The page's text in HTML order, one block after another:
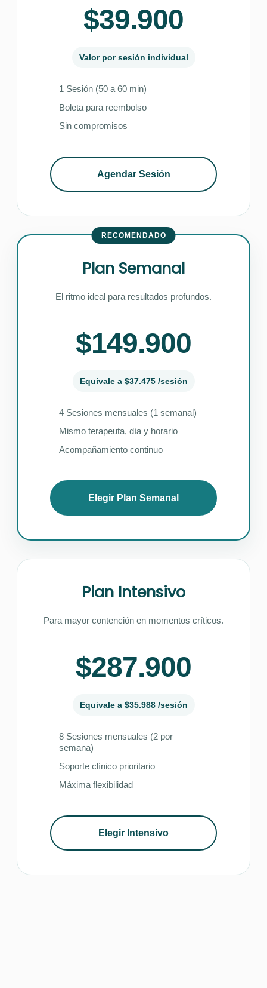
$39.900
Valor por sesión individual
1 Sesión (50 a 60 min)
Boleta para reembolso
Sin compromisos
Agendar Sesión
RECOMENDADO
Plan Semanal
El ritmo ideal para resultados profundos.
$149.900
Equivale a $37.475 /sesión
4 Sesiones mensuales (1 semanal)
Mismo terapeuta, día y horario
Acompañamiento continuo
Elegir Plan Semanal
Plan Intensivo
Para mayor contención en momentos críticos.
$287.900
Equivale a $35.988 /sesión
8 Sesiones mensuales (2 por
semana)
Soporte clínico prioritario
Máxima flexibilidad
Elegir Intensivo